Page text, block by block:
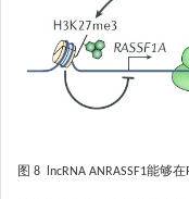
图 8 lncRNA ANRASSF1能够